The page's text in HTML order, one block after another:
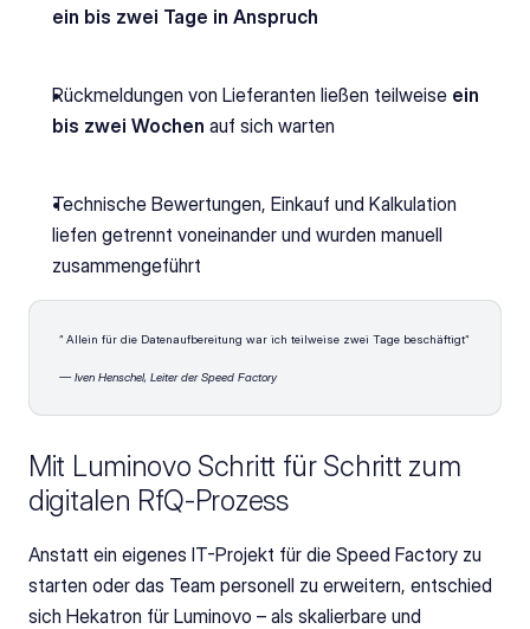
ein bis zwei Tage in Anspruch
Rückmeldungen von Lieferanten ließen teilweise ein
bis zwei Wochen auf sich warten
Technische Bewertungen, Einkauf und Kalkulation
liefen getrennt voneinander und wurden manuell
zusammengeführt
“ Allein für die Datenaufbereitung war ich teilweise zwei Tage beschäftigt“
— Iven Henschel, Leiter der Speed Factory
Mit Luminovo Schritt für Schritt zum
digitalen RfQ-Prozess
Anstatt ein eigenes IT-Projekt für die Speed Factory zu
starten oder das Team personell zu erweitern, entschied
sich Hekatron für Luminovo – als skalierbare und